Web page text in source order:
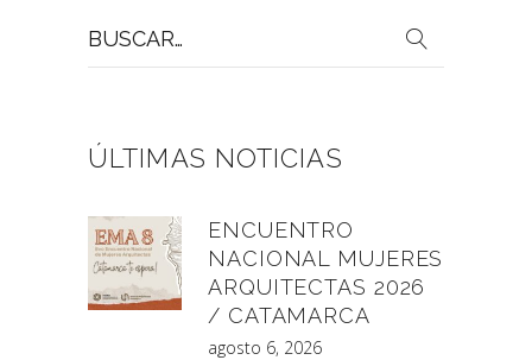
por:
ÚLTIMAS NOTICIAS
ENCUENTRO
NACIONAL MUJERES
ARQUITECTAS 2026
/ CATAMARCA
agosto 6, 2026